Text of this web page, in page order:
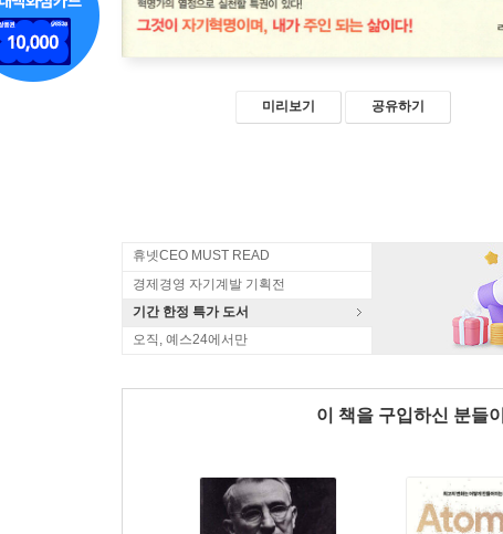
미리보기 공유하기
휴넷CEO MUST READ
경제경영 자기계발 기획전
기간 한정 특가 도서
오직, 예스24에서만
이 책을 구입하신 분들이